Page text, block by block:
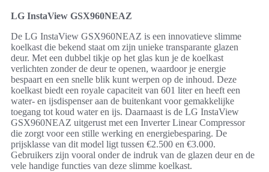
LG InstaView GSX960NEAZ
De LG InstaView GSX960NEAZ is een innovatieve slimme
koelkast die bekend staat om zijn unieke transparante glazen
deur. Met een dubbel tikje op het glas kun je de koelkast
verlichten zonder de deur te openen, waardoor je energie
bespaart en een snelle blik kunt werpen op de inhoud. Deze
koelkast biedt een royale capaciteit van 601 liter en heeft een
water- en ijsdispenser aan de buitenkant voor gemakkelijke
toegang tot koud water en ijs. Daarnaast is de LG InstaView
GSX960NEAZ uitgerust met een Inverter Linear Compressor
die zorgt voor een stille werking en energiebesparing. De
prijsklasse van dit model ligt tussen €2.500 en €3.000.
Gebruikers zijn vooral onder de indruk van de glazen deur en de
vele handige functies van deze slimme koelkast.